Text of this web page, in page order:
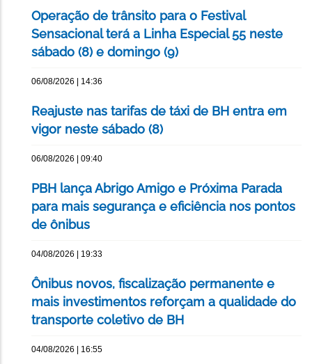
Operação de trânsito para o Festival
Sensacional terá a Linha Especial 55 neste
sábado (8) e domingo (9)
06/08/2026 | 14:36
Reajuste nas tarifas de táxi de BH entra em
vigor neste sábado (8)
06/08/2026 | 09:40
PBH lança Abrigo Amigo e Próxima Parada
para mais segurança e eficiência nos pontos
de ônibus
04/08/2026 | 19:33
Ônibus novos, fiscalização permanente e
mais investimentos reforçam a qualidade do
transporte coletivo de BH
04/08/2026 | 16:55